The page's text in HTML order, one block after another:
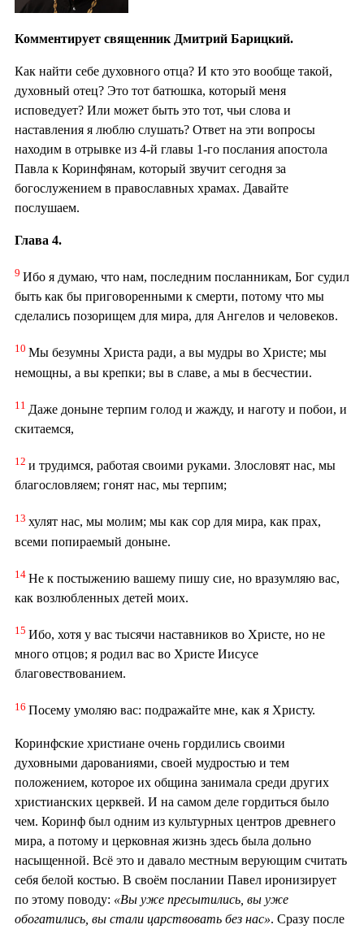
Комментирует священник Дмитрий Барицкий.
Как найти себе духовного отца? И кто это вообще такой,
духовный отец? Это тот батюшка, который меня
исповедует? Или может быть это тот, чьи слова и
наставления я люблю слушать? Ответ на эти вопросы
находим в отрывке из 4-й главы 1-го послания апостола
Павла к Коринфянам, который звучит сегодня за
богослужением в православных храмах. Давайте
послушаем.
Глава 4.
9 Ибо я думаю, что нам, последним посланникам, Бог судил
быть как бы приговоренными к смерти, потому что мы
сделались позорищем для мира, для Ангелов и человеков.
10 Мы безумны Христа ради, а вы мудры во Христе; мы
немощны, а вы крепки; вы в славе, а мы в бесчестии.
11 Даже доныне терпим голод и жажду, и наготу и побои, и
скитаемся,
12 и трудимся, работая своими руками. Злословят нас, мы
благословляем; гонят нас, мы терпим;
13 хулят нас, мы молим; мы как сор для мира, как прах,
всеми попираемый доныне.
14 Не к постыжению вашему пишу сие, но вразумляю вас,
как возлюбленных детей моих.
15 Ибо, хотя у вас тысячи наставников во Христе, но не
много отцов; я родил вас во Христе Иисусе
благовествованием.
16 Посему умоляю вас: подражайте мне, как я Христу.
Коринфские христиане очень гордились своими
духовными дарованиями, своей мудростью и тем
положением, которое их община занимала среди других
христианских церквей. И на самом деле гордиться было
чем. Коринф был одним из культурных центров древнего
мира, а потому и церковная жизнь здесь была дольно
насыщенной. Всё это и давало местным верующим считать
себя белой костью. В своём послании Павел иронизирует
по этому поводу: «Вы уже пресытились, вы уже
обогатились, вы стали царствовать без нас». Сразу после